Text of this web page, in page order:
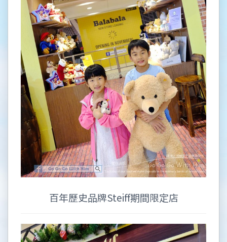
百年歷史品牌Steiff期間限定店